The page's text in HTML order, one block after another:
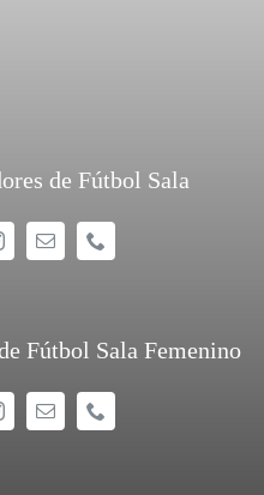
de Fútbol Sala
Fútbol Sala Femenino